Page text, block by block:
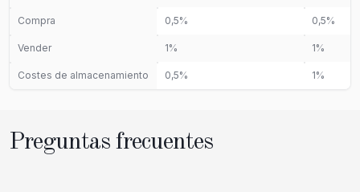
Compra 0,5% 0,5%
Vender 1% 1%
Costes de almacenamiento 0,5% 1%
Preguntas frecuentes